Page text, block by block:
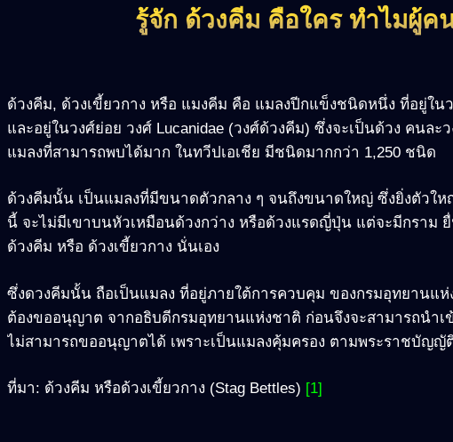
รู้จัก ด้วงคีม คือใคร ทำไมผู้ค
ด้วงคีม, ด้วงเขี้ยวกาง หรือ แมงคีม คือ แมลงปีกแข็งชนิดหนึ่ง ที่อยู่ใน
และอยู่ในวงศ์ย่อย วงศ์ Lucanidae (วงศ์ด้วงคีม) ซึ่งจะเป็นด้วง คนละ
แมลงที่สามารถพบได้มาก ในทวีปเอเชีย มีชนิดมากกว่า 1,250 ชนิด
ด้วงคีมนั้น เป็นแมลงที่มีขนาดตัวกลาง ๆ จนถึงขนาดใหญ่ ซึ่งยิ่งตัวให
นี้ จะไม่มีเขาบนหัวเหมือนด้วงกว่าง หรือด้วงแรดญี่ปุ่น แต่จะมีกราม
ด้วงคีม หรือ ด้วงเขี้ยวกาง นั่นเอง
ซึ่งดวงคีมนั้น ถือเป็นแมลง ที่อยู่ภายใต้การควบคุม ของกรมอุทยานแห่
ต้องขออนุญาต จากอธิบดีกรมอุทยานแห่งชาติ ก่อนจึงจะสามารถนำเ
ไม่สามารถขออนุญาตได้ เพราะเป็นแมลงคุ้มครอง ตามพระราชบัญญั
ที่มา: ด้วงคีม หรือด้วงเขี้ยวกาง (Stag Bettles) [1]